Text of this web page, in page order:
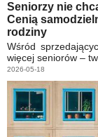
Seniorzy nie
Cenią
rodziny
Wśród
więcej seniorów –
2026-05-18